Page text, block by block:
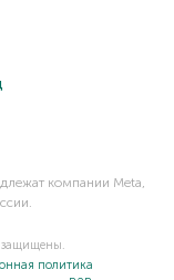
компании Meta,
защищены.
политика